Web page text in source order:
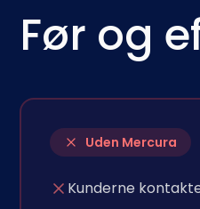
Før og
Uden Mercura
Kunderne